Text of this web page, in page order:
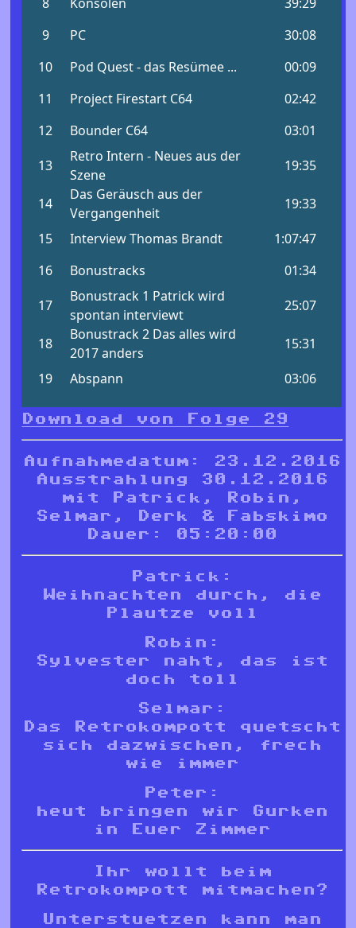
Download von Folge 29
Aufnahmedatum: 23.12.2016
Ausstrahlung 30.12.2016
mit Patrick, Robin,
Selmar, Derk & Fabskimo
Dauer: 05:20:00
Patrick:
Weihnachten durch, die
Plautze voll
Robin:
Sylvester naht, das ist
doch toll
Selmar:
Das Retrokompott quetscht
sich dazwischen, frech
wie immer
Peter:
heut bringen wir Gurken
in Euer Zimmer
Ihr wollt beim
Retrokompott mitmachen?
Unterstuetzen kann man